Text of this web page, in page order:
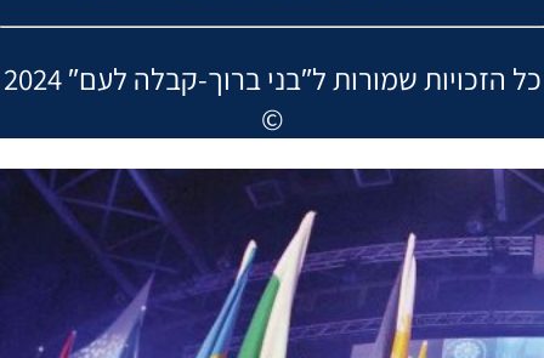
2024 ″כל הזכויות שמורות ל″בני ברוך-קבלה לעם
©